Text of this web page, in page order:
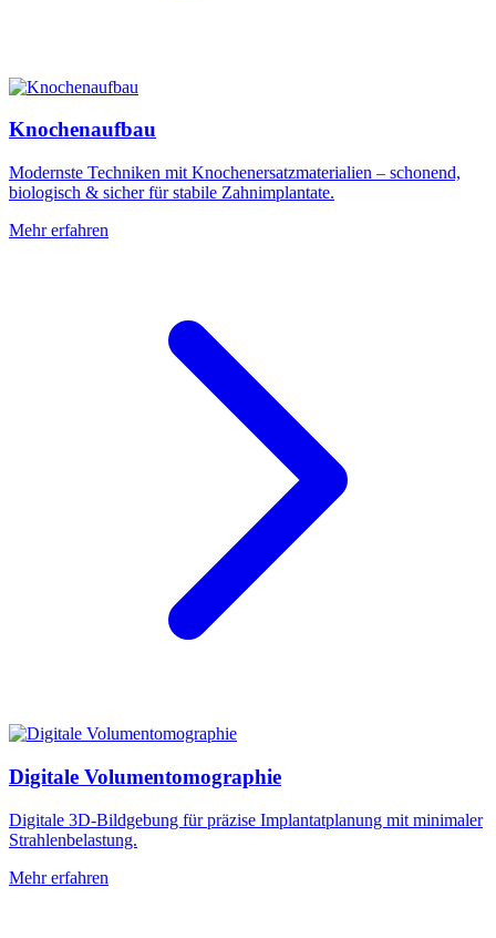
Knochenaufbau
Modernste Techniken mit Knochenersatzmaterialien – schonend,
biologisch & sicher für stabile Zahnimplantate.
Mehr erfahren
Digitale Volumentomographie
Digitale 3D-Bildgebung für präzise Implantatplanung mit minimaler
Strahlenbelastung.
Mehr erfahren